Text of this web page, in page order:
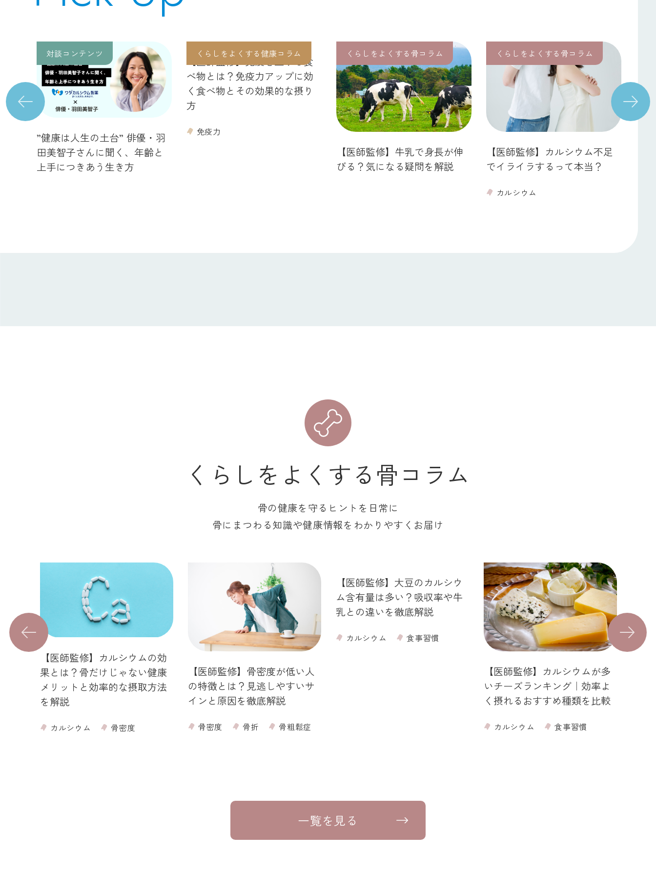
Previous
対談コンテンツ
”健康は人生の土台” 俳優・羽
田美智子さんに聞く、年齢と
上手につきあう生き方
くらしをよくする健康コラム
【医師監修】免疫を上げる食
べ物とは？免疫力アップに効
く食べ物とその効果的な摂り
方
免疫力
くらしをよくする骨コラム
【医師監修】牛乳で身長が伸
びる？気になる疑問を解説
くらしをよくする骨コラム
【医師監修】カルシウム不足
でイライラするって本当？
カルシウム
Next
くらしをよくする骨コラム
骨の健康を守るヒントを日常に
骨にまつわる知識や健康情報をわかりやすくお届け
Previous
【医師監修】カルシウムの効
果とは？骨だけじゃない健康
メリットと効率的な摂取方法
を解説
カルシウム 骨密度
【医師監修】骨密度が低い人
の特徴とは？見逃しやすいサ
インと原因を徹底解説
骨密度 骨折 骨粗鬆症
【医師監修】大豆のカルシウ
ム含有量は多い？吸収率や牛
乳との違いを徹底解説
カルシウム 食事習慣
【医師監修】カルシウムが多
いチーズランキング｜効率よ
く摂れるおすすめ種類を比較
カルシウム 食事習慣
Next
一覧を見る